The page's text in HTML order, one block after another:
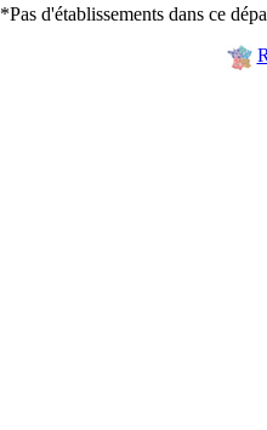
*Pas d'établissements dans ce